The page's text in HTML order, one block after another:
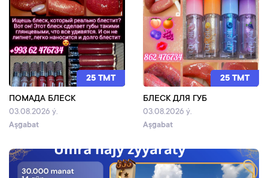
25 TMT
ПОМАДА БЛЕСК
03.08.2026 ý.
Aşgabat
25 TMT
БЛЕСК ДЛЯ ГУБ
03.08.2026 ý.
Aşgabat